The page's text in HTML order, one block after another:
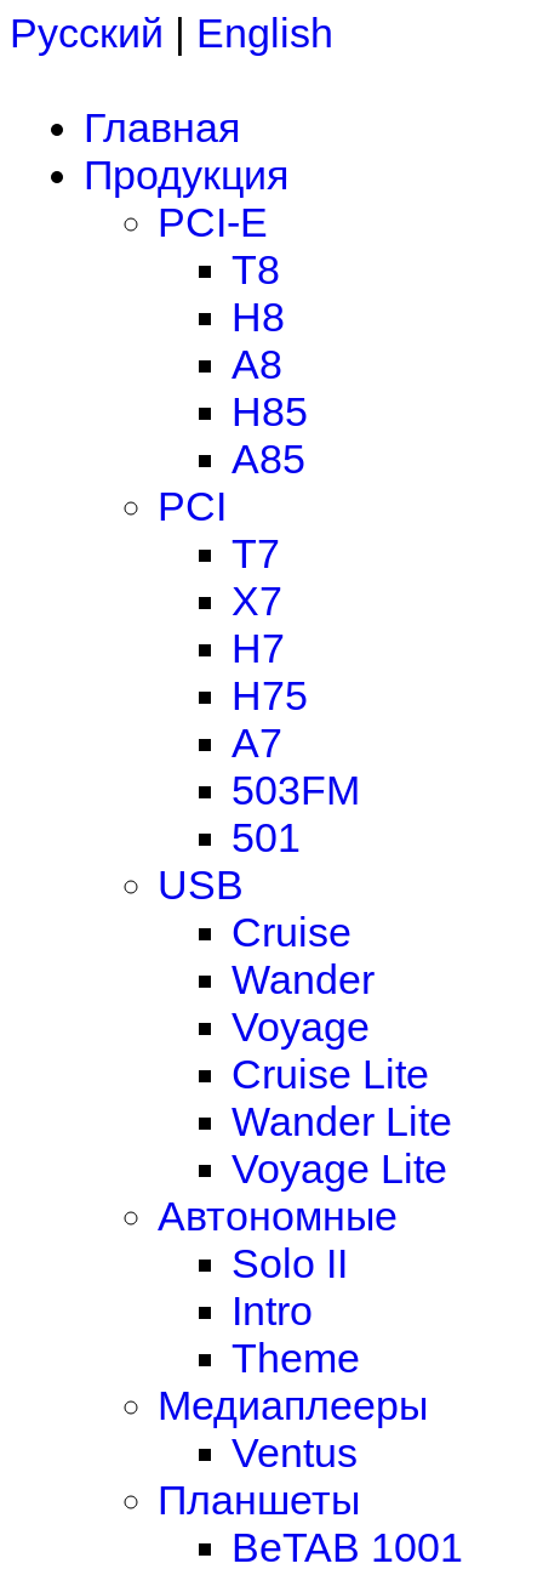
Русский | English
Главная
Продукция
PCI-E
T8
H8
A8
H85
A85
PCI
T7
X7
H7
H75
A7
503FM
501
USB
Cruise
Wander
Voyage
Cruise Lite
Wander Lite
Voyage Lite
Автономные
Solo II
Intro
Theme
Медиаплееры
Ventus
Планшеты
BeTAB 1001